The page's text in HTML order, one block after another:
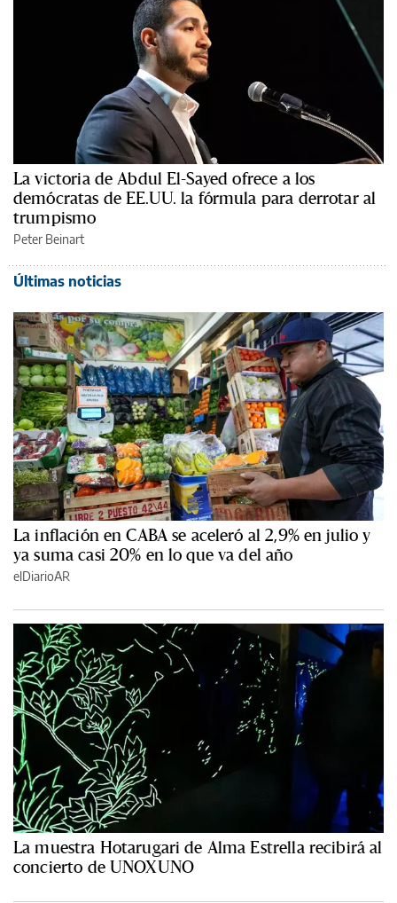
La victoria de Abdul El-Sayed ofrece a los
demócratas de EE.UU. la fórmula para derrotar al
trumpismo
Peter Beinart
Últimas noticias
La inflación en CABA se aceleró al 2,9% en julio y
ya suma casi 20% en lo que va del año
elDiarioAR
La muestra Hotarugari de Alma Estrella recibirá al
concierto de UNOXUNO